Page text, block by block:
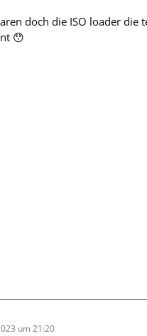
doch die ISO loader
😯
um 21:20